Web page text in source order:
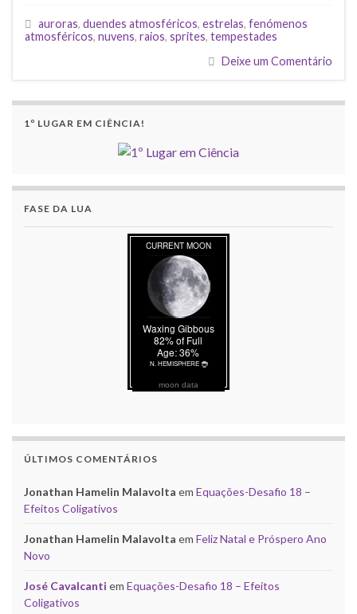
auroras, duendes atmosféricos, estrelas, fenómenos
atmosféricos, nuvens, raios, sprites, tempestades
Deixe um Comentário
1º LUGAR EM CIÊNCIA!
FASE DA LUA
moon data
ÚLTIMOS COMENTÁRIOS
Jonathan Hamelin Malavolta em Equações-Desafio 18 –
Efeitos Coligativos
Jonathan Hamelin Malavolta em Feliz Natal e Próspero Ano
Novo
José Cavalcanti em Equações-Desafio 18 – Efeitos
Coligativos